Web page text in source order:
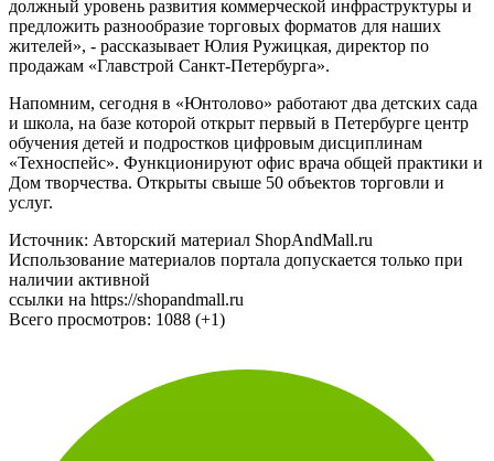
должный уровень развития коммерческой инфраструктуры и
предложить разнообразие торговых форматов для наших
жителей», - рассказывает Юлия Ружицкая, директор по
продажам «Главстрой Санкт-Петербурга».
Напомним, сегодня в «Юнтолово» работают два детских сада
и школа, на базе которой открыт первый в Петербурге центр
обучения детей и подростков цифровым дисциплинам
«Техноспейс». Функционируют офис врача общей практики и
Дом творчества. Открыты свыше 50 объектов торговли и
услуг.
Источник: Авторский материал ShopAndMall.ru
Использование материалов портала допускается только при
наличии активной
ссылки на https://shopandmall.ru
Всего просмотров:
1088 (+1)